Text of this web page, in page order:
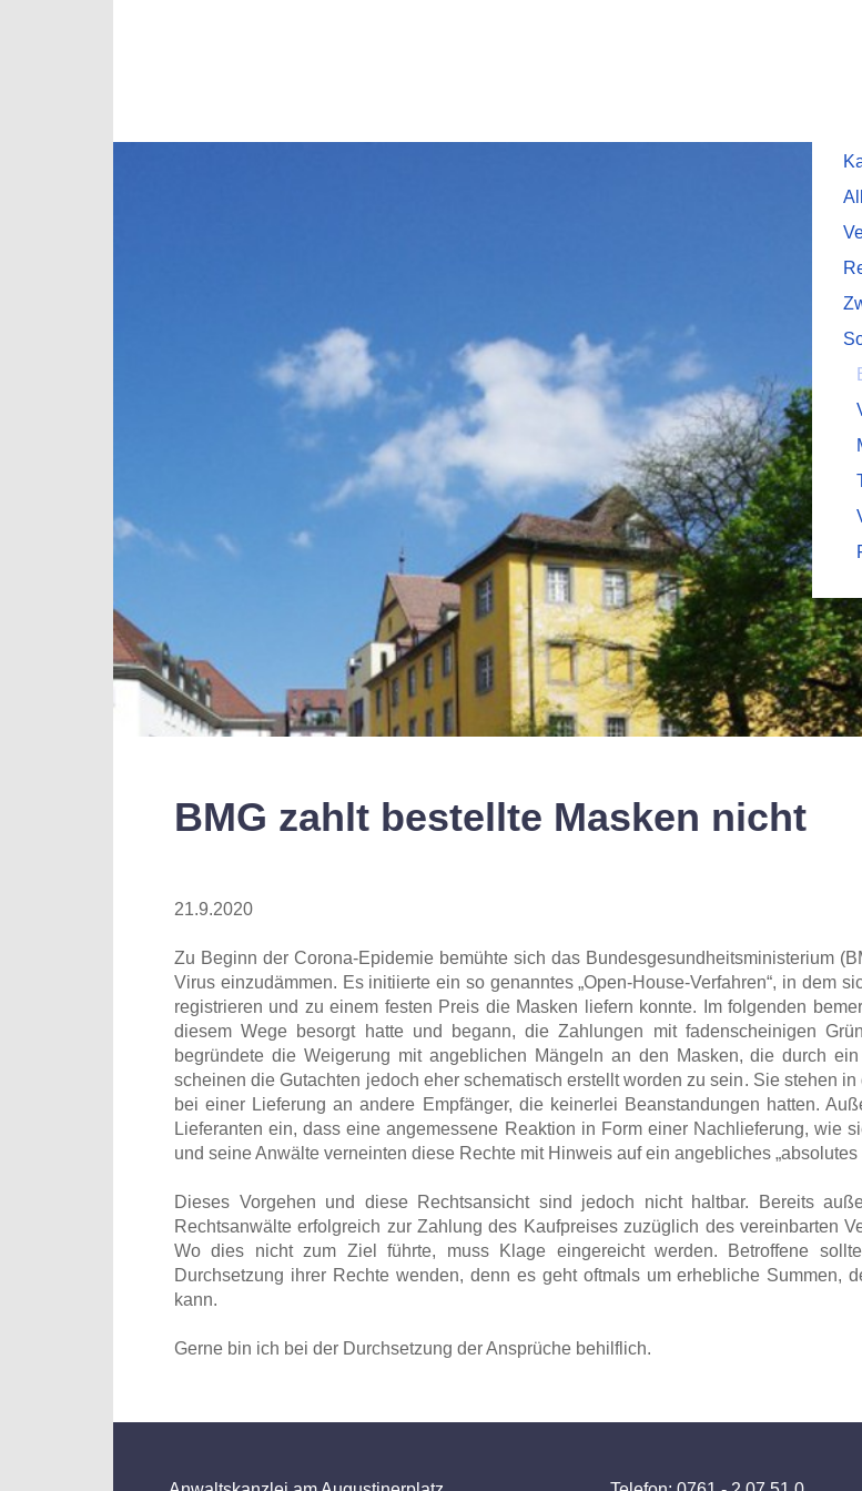
BMG zahlt bestellte Masken nicht
21.9.2020
Zu Beginn der Corona-Epidemie bemühte sich das Bundesgesundheitsministerium
Virus einzudämmen. Es initiierte ein so genanntes „Open-House-Verfahren“, in dem
registrieren und zu einem festen Preis die Masken liefern konnte. Im folgenden
diesem Wege besorgt hatte und begann, die Zahlungen mit fadenscheinigen
begründete die Weigerung mit angeblichen Mängeln an den Masken, die durch
scheinen die Gutachten jedoch eher schematisch erstellt worden zu sein. Sie stehen
bei einer Lieferung an andere Empfänger, die keinerlei Beanstandungen hatten.
Lieferanten ein, dass eine angemessene Reaktion in Form einer Nachlieferung, wie
und seine Anwälte verneinten diese Rechte mit Hinweis auf ein angebliches „absolutes
Dieses Vorgehen und diese Rechtsansicht sind jedoch nicht haltbar. Bereits
Rechtsanwälte erfolgreich zur Zahlung des Kaufpreises zuzüglich des vereinbarten
Wo dies nicht zum Ziel führte, muss Klage eingereicht werden. Betroffene
Durchsetzung ihrer Rechte wenden, denn es geht oftmals um erhebliche Summen,
kann.
Gerne bin ich bei der Durchsetzung der Ansprüche behilflich.